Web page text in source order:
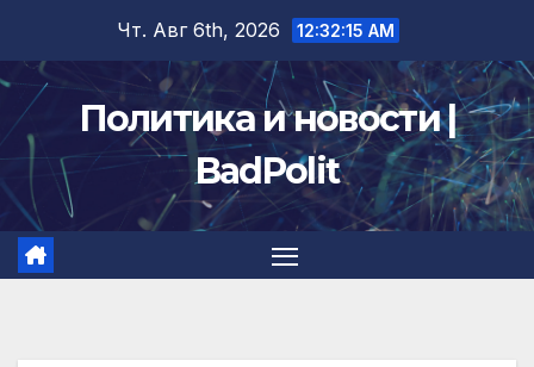
содержимому
Чт. Авг 6th, 2026 12:32:16 AM
Политика и новости |
BadPolit